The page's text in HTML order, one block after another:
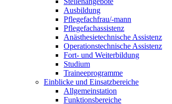
Ausbildung
Pflegefachfrau/-mann
Pflegefachassistenz
Anästhesietechnische Assistenz
Operationstechnische Assistenz
Fort- und Weiterbildung
Studium
Traineeprogramme
Einblicke und Einsatzbereiche
Allgemeinstation
Funktionsbereiche